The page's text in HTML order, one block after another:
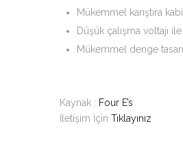
Mükemmel karıştıra
Düşük çalışma voltajı
Mükemmel denge
Kaynak : Four E’s
İletişim İçin Tıklayınız